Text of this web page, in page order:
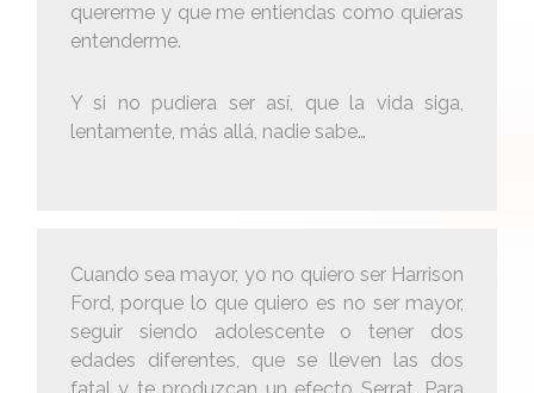
quererme y que me entiendas como quieras
entenderme.
Y si no pudiera ser así, que la vida siga,
lentamente, más allá, nadie sabe…
Cuando sea mayor, yo no quiero ser Harrison
Ford, porque lo que quiero es no ser mayor,
seguir siendo adolescente o tener dos
edades diferentes, que se lleven las dos